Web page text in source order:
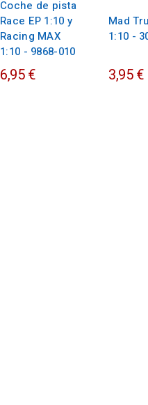
Coche de pista
Race EP 1:10 y
Racing MAX
1:10 - 9868-010
6,95 €
Mad
1:10 -
3,95 €